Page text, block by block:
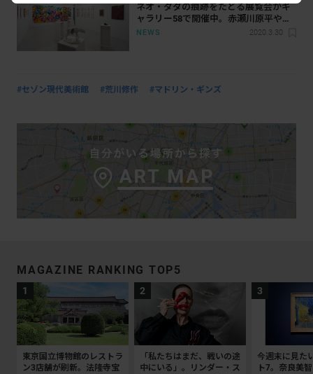
ネオ・ダダの痕跡をたどる展覧会がギ
ャラリー58で開催中。赤瀬川原平や風
倉匠、篠原有司男の作品も
NEWS 2020.3.30
#セゾン現代美術館 #荒川修作 #マドリン・ギンズ
MAGAZINE RANKING TOP5
東京国立博物館のレストラ
ン3店舗が刷新。法隆寺宝
「私たちはまだ、戦いの途
中にいる」。リンダー・ス
今週末に見た
ト7。奈良美